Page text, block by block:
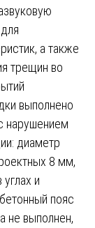
а также
трещин во
выполнено
нарушением
диаметр
8 мм,
и
пояс
не выполнен,